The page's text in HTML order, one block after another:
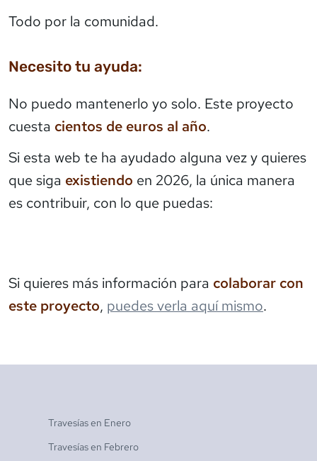
Todo por la comunidad.
Necesito tu ayuda:
No puedo mantenerlo yo solo. Este proyecto
cuesta cientos de euros al año.
Si esta web te ha ayudado alguna vez y quieres
que siga existiendo en 2026, la única manera
es contribuir, con lo que puedas:
Si quieres más información para colaborar con
este proyecto, puedes verla aquí mismo.
Travesías en Enero
Travesías en Febrero